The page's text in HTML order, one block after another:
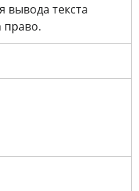
вывода текста
право.